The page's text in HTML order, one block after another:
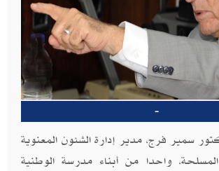
-
سمير فرج، مدير إدارة الشئون المعنوية
المسلحة، واحدا من أبناء مدرسة الوطنية